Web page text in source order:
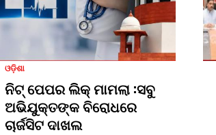
ଓଡ଼ିଶା
ନିଟ୍ ପେପର ଲିକ୍ ମାମଲା :ସବୁ
ଅଭିଯୁକ୍ତଙ୍କ ବିରୋଧରେ
ଚାର୍ଜସିଟ ଦାଖଲ